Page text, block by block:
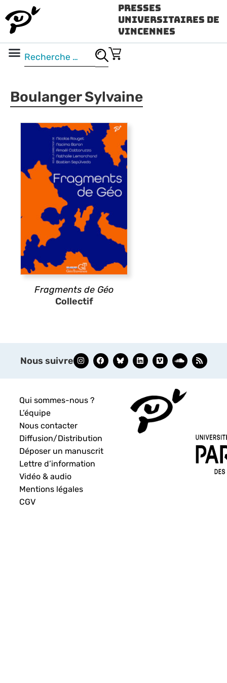
Presses
Universitaires de
Vincennes
Boulanger Sylvaine
Fragments de Géo
Collectif
Nous suivre
Qui sommes-nous ?
L’équipe
Nous contacter
Diffusion/Distribution
Déposer un manuscrit
Lettre d’information
Vidéo & audio
Mentions légales
CGV